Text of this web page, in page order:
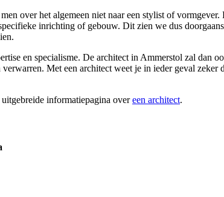
over het algemeen niet naar een stylist of
inrichting of gebouw. Dit zien we dus
en specialisme. De architect in Ammerstol zal
Met een architect weet je in ieder geval
informatiepagina overeen architect.